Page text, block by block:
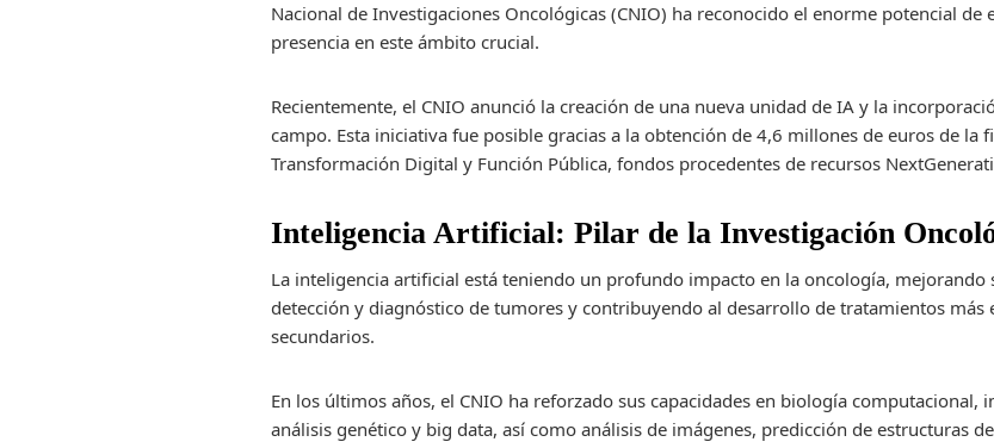
Nacional de Investigaciones Oncológicas (CNIO) ha reconocido el enorme potencial
presencia en este ámbito crucial.
Recientemente, el CNIO anunció la creación de una nueva unidad de IA y la
campo. Esta iniciativa fue posible gracias a la obtención de 4,6 millones de euros de la
Transformación Digital y Función Pública, fondos procedentes de recursos
Inteligencia Artificial: Pilar de la Investigación
La inteligencia artificial está teniendo un profundo impacto en la oncología,
detección y diagnóstico de tumores y contribuyendo al desarrollo de tratamientos más
secundarios.
En los últimos años, el CNIO ha reforzado sus capacidades en biología computacional,
análisis genético y big data, así como análisis de imágenes, predicción de estructuras